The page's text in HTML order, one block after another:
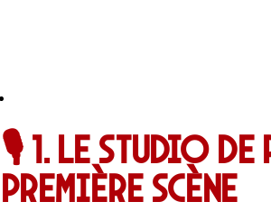
🎙️ 1. Le studio
première scène